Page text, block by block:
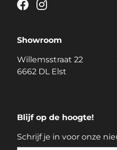
Showroom
Willemsstraat 22
6662 DL Elst
Blijf op de hoogte!
Schrijf je in voor onze